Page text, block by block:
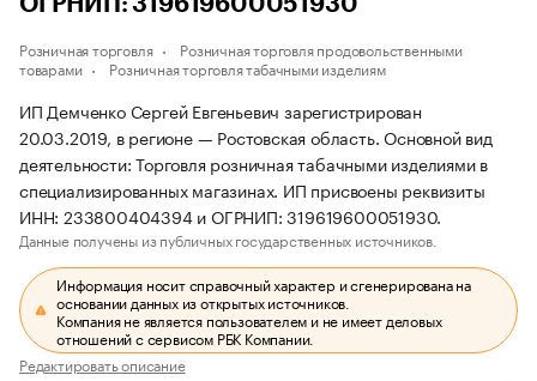
ОГРНИП: 319619600051930
Розничная торговля
Розничная торговля продовольственными
товарами
Розничная торговля табачными изделиям
ИП Демченко Сергей Евгеньевич зарегистрирован
20.03.2019, в регионе — Ростовская область. Основной вид
деятельности: Торговля розничная табачными изделиями в
специализированных магазинах. ИП присвоены реквизиты
ИНН: 233800404394 и ОГРНИП: 319619600051930.
Данные получены из публичных государственных источников.
Информация носит справочный характер и сгенерирована на
основании данных из открытых источников.
Компания не является пользователем и не имеет деловых
отношений с сервисом РБК Компании.
Редактировать описание